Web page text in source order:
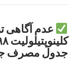
عدم آگاهی
جدول مصرف